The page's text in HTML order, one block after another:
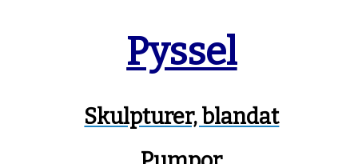
Pyssel
Skulpturer, blandat